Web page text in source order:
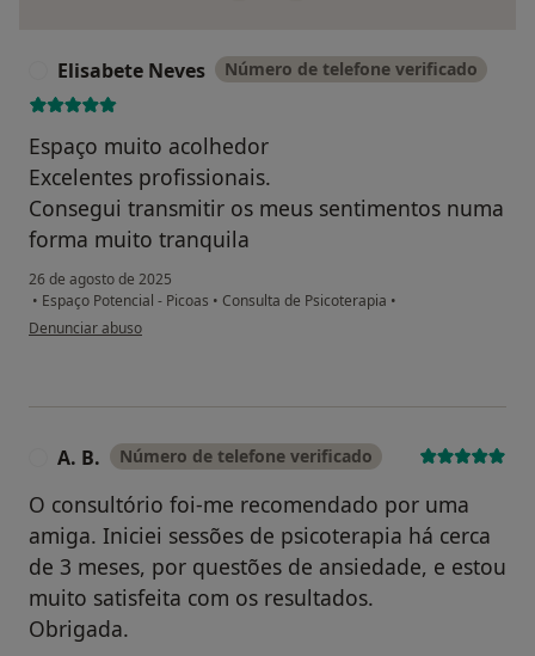
Elisabete Neves Número de telefone verificado
Espaço muito acolhedor
Excelentes profissionais.
Consegui transmitir os meus sentimentos numa
forma muito tranquila
26 de agosto de 2025
• Espaço Potencial - Picoas • Consulta de Psicoterapia •
na opinião do utilizador Elisabete Neves
Denunciar abuso
A. B. Número de telefone verificado
O consultório foi-me recomendado por uma
amiga. Iniciei sessões de psicoterapia há cerca
de 3 meses, por questões de ansiedade, e estou
muito satisfeita com os resultados.
Obrigada.